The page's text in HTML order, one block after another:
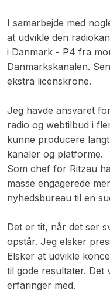
I samarbejde med
at udvikle den
i Danmark - P4 fra
Danmarkskanalen.
ekstra licenskrone.
Jeg havde ansvaret
radio og webtilbud i
kunne producere
kanaler og platforme.
Som chef for Ritzau
masse engagerede
nyhedsbureau til en
Det er tit, når det ser
opstår. Jeg elsker
Elsker at udvikle
til gode resultater. Det
erfaringer med.